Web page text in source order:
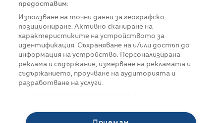
предоставим:
Използване на точни данни за географско
позициониране. Активно сканиране на
характеристиките на устройството за
идентификация. Съхраняване на и/или достъп до
информация на устройство. Персонализирана
реклама и съдържание, измерване на рекламата и
съдържанието, проучване на аудиторията и
разработване на услуги.